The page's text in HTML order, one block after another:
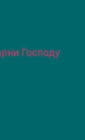
Господу